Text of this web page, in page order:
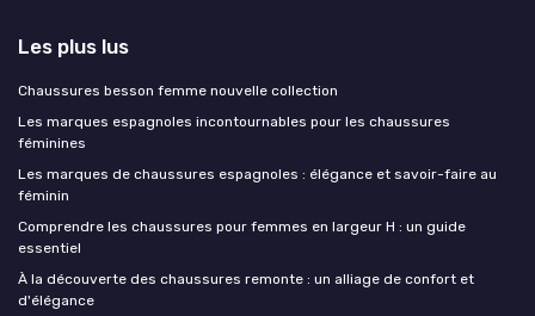
Les plus lus
Chaussures besson femme nouvelle collection
Les marques espagnoles incontournables pour les chaussures
féminines
Les marques de chaussures espagnoles : élégance et savoir-faire au
féminin
Comprendre les chaussures pour femmes en largeur H : un guide
essentiel
À la découverte des chaussures remonte : un alliage de confort et
d'élégance